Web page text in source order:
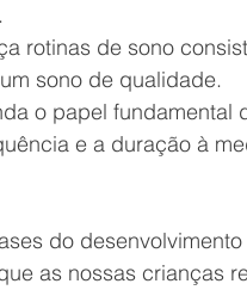
rotinas de sono
sono de qualidade.
o papel fundamental
e a duração à
do
as nossas crianças